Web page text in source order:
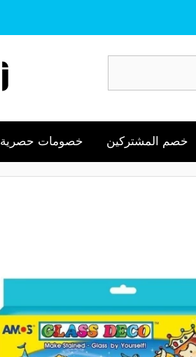
خصم المشتركين خصومات حصرية